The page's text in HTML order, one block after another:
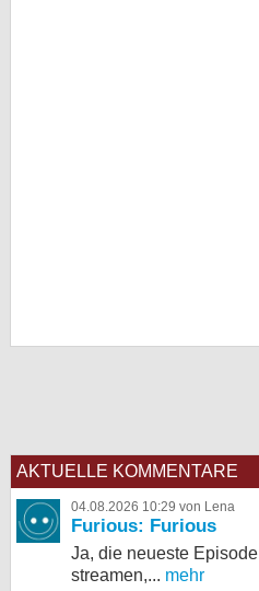
AKTUELLE KOMMENTARE
04.08.2026 10:29 von Lena
Furious: Furious
Ja, die neueste
streamen,... mehr